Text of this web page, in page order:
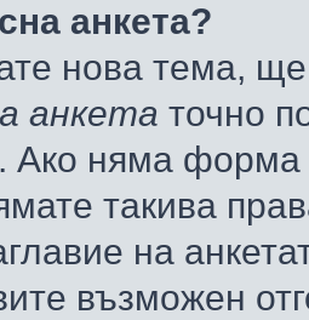
анкета?
нова тема,
анкета точно
няма форма
такива
на
възможен